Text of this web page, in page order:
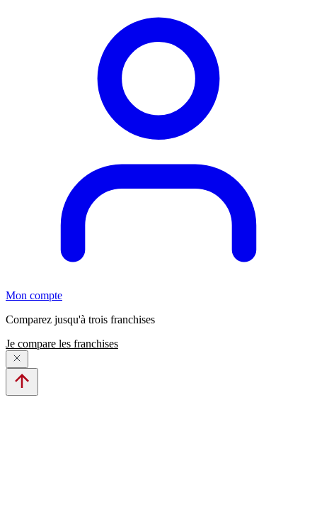
Mon compte
Comparez jusqu'à trois franchises
Je compare les franchises